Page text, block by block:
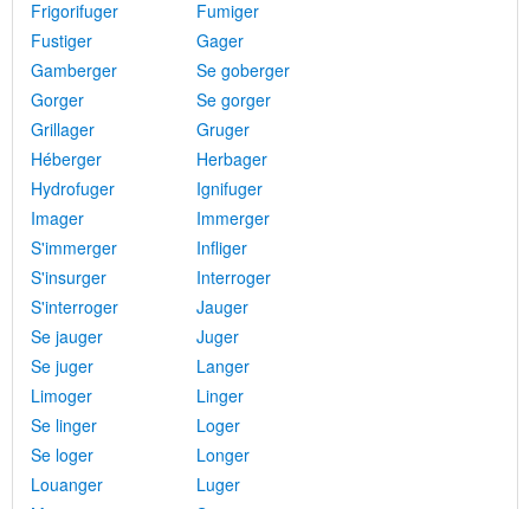
Frigorifuger
Fumiger
Fustiger
Gager
Gamberger
Se goberger
Gorger
Se gorger
Grillager
Gruger
Héberger
Herbager
Hydrofuger
Ignifuger
Imager
Immerger
S'immerger
Infliger
S'insurger
Interroger
S'interroger
Jauger
Se jauger
Juger
Se juger
Langer
Limoger
Linger
Se linger
Loger
Se loger
Longer
Louanger
Luger